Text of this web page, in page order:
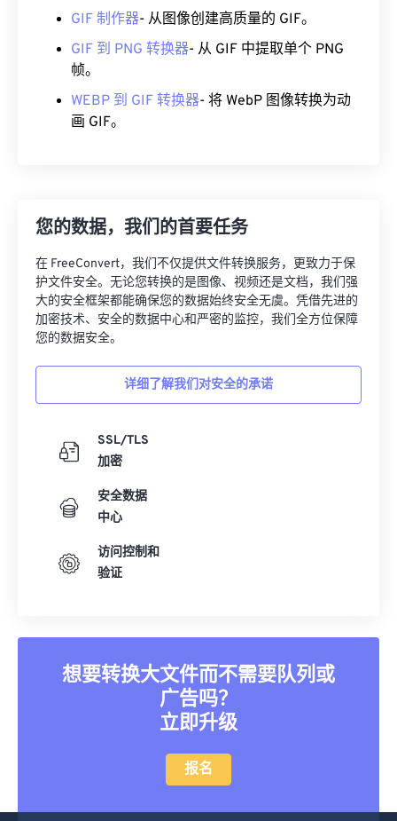
GIF 制作器- 从图像创建高质量的 GIF。
GIF 到 PNG 转换器- 从 GIF 中提取单个 PNG
帧。
WEBP 到 GIF 转换器- 将 WebP 图像转换为动
画 GIF。
您的数据，我们的首要任务
在 FreeConvert，我们不仅提供文件转换服务，更致力于保
护文件安全。无论您转换的是图像、视频还是文档，我们强
大的安全框架都能确保您的数据始终安全无虞。凭借先进的
加密技术、安全的数据中心和严密的监控，我们全方位保障
您的数据安全。
详细了解我们对安全的承诺
SSL/TLS
加密
安全数据
中心
访问控制和
验证
想要转换大文件而不需要队列或
广告吗？
立即升级
报名